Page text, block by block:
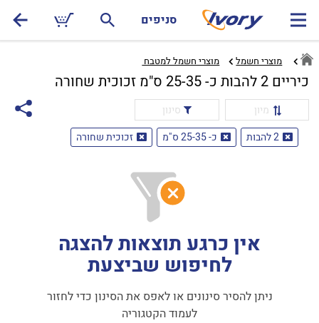
סניפים
מוצרי חשמל מוצרי חשמל למטבח ‏
כיריים 2 להבות כ- 25-35 ס"מ זכוכית שחורה
מיון
סינון
2 להבות
כ- 25-35 ס"מ זכוכית שחורה
אין כרגע תוצאות להצגה
לחיפוש שביצעת
ניתן להסיר סינונים או לאפס את הסינון כדי לחזור
לעמוד הקטגוריה